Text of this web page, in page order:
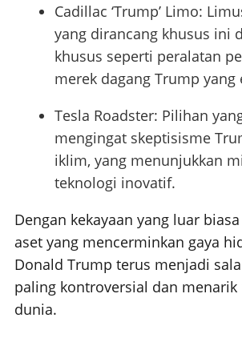
Cadillac ‘Trump’ Limo:
yang dirancang khusus ini
khusus seperti peralatan
merek dagang Trump yang
Tesla Roadster: Pilihan
mengingat skeptisisme
iklim, yang menunjukkan
teknologi inovatif.
Dengan kekayaan yang luar
aset yang mencerminkan gaya
Donald Trump terus menjadi
paling kontroversial dan menarik
dunia.